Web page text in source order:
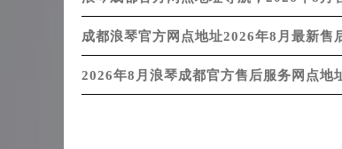
内蒙古自治区通辽市科尔沁
内蒙古自治区乌兰察布市
内蒙古自治区兴安盟市乌
成都浪琴官方网点地址2026年8月最新售
2026年8月浪琴成都官方售后服务网点地